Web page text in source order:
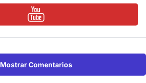
Mostrar Comentarios